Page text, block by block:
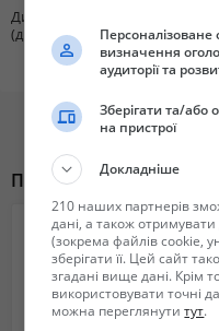
Диаметр
(дюймы)
Похожие объявления
визначення
аудиторії та
Зберігати та/або
на пристрої
Докладніше
210 наших партнерів
дані, а також
(зокрема файлів cookie,
зберігати її. Цей сайт
згадані вище дані. Крім
використовувати точні
можна переглянутитут.